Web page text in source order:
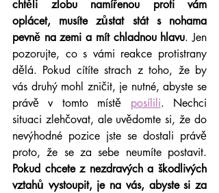
chtěli zlobu namířenou proti vám
oplácet, musíte zůstat stát s nohama
pevně na zemi a mít chladnou hlavu. Jen
pozorujte, co s vámi reakce protistrany
dělá. Pokud cítíte strach z toho, že by
vás druhý mohl zničit, je nutné, abyste se
právě v tomto místě posílili. Nechci
situaci zlehčovat, ale uvědomte si, že do
nevýhodné pozice jste se dostali právě
Pokud chcete z nezdravých a škodlivých
vztahů vystoupit, je na vás, abyste si za